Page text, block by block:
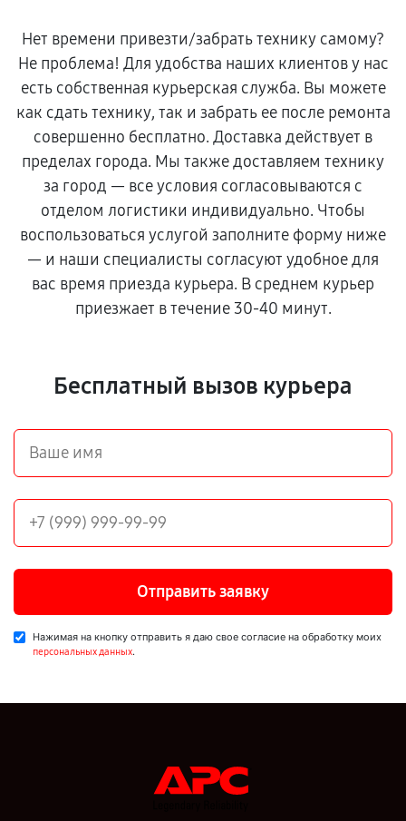
Нет времени привезти/забрать технику самому?
Не проблема! Для удобства наших клиентов у нас
есть собственная курьерская служба. Вы можете
как сдать технику, так и забрать ее после ремонта
совершенно бесплатно. Доставка действует в
пределах города. Мы также доставляем технику
за город — все условия согласовываются с
отделом логистики индивидуально. Чтобы
воспользоваться услугой заполните форму ниже
— и наши специалисты согласуют удобное для
вас время приезда курьера. В среднем курьер
приезжает в течение 30-40 минут.
Бесплатный вызов курьера
Отправить заявку
Нажимая на кнопку отправить я даю свое согласие на обработку моих
персональных данных.